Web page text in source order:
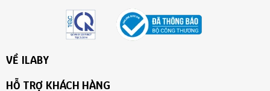
VỀ ILABY
HỖ TRỢ KHÁCH HÀNG